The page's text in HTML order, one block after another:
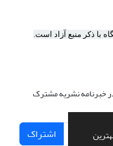
با ذکر منبع آزاد است.
خبرنامه نشریه مشترک
اشتراک